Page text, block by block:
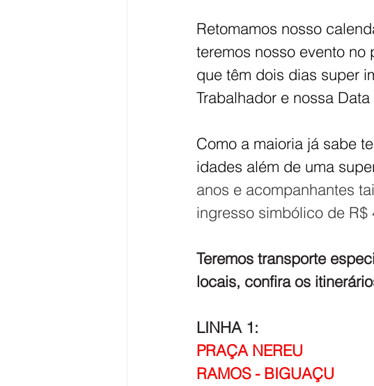
Retomamos nosso
teremos nosso evento
que têm dois dias super
Trabalhador e nossa Data
Como a maioria já sabe
idades além de uma
anos e acompanhantes
ingresso simbólico de R$
Teremos transporte
locais, confira os
LINHA 1:
PRAÇA NEREU
RAMOS - BIGUAÇU